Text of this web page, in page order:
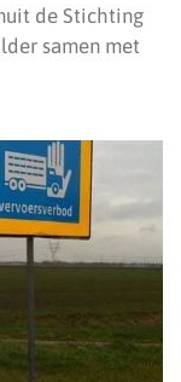
de Stichting
samen met